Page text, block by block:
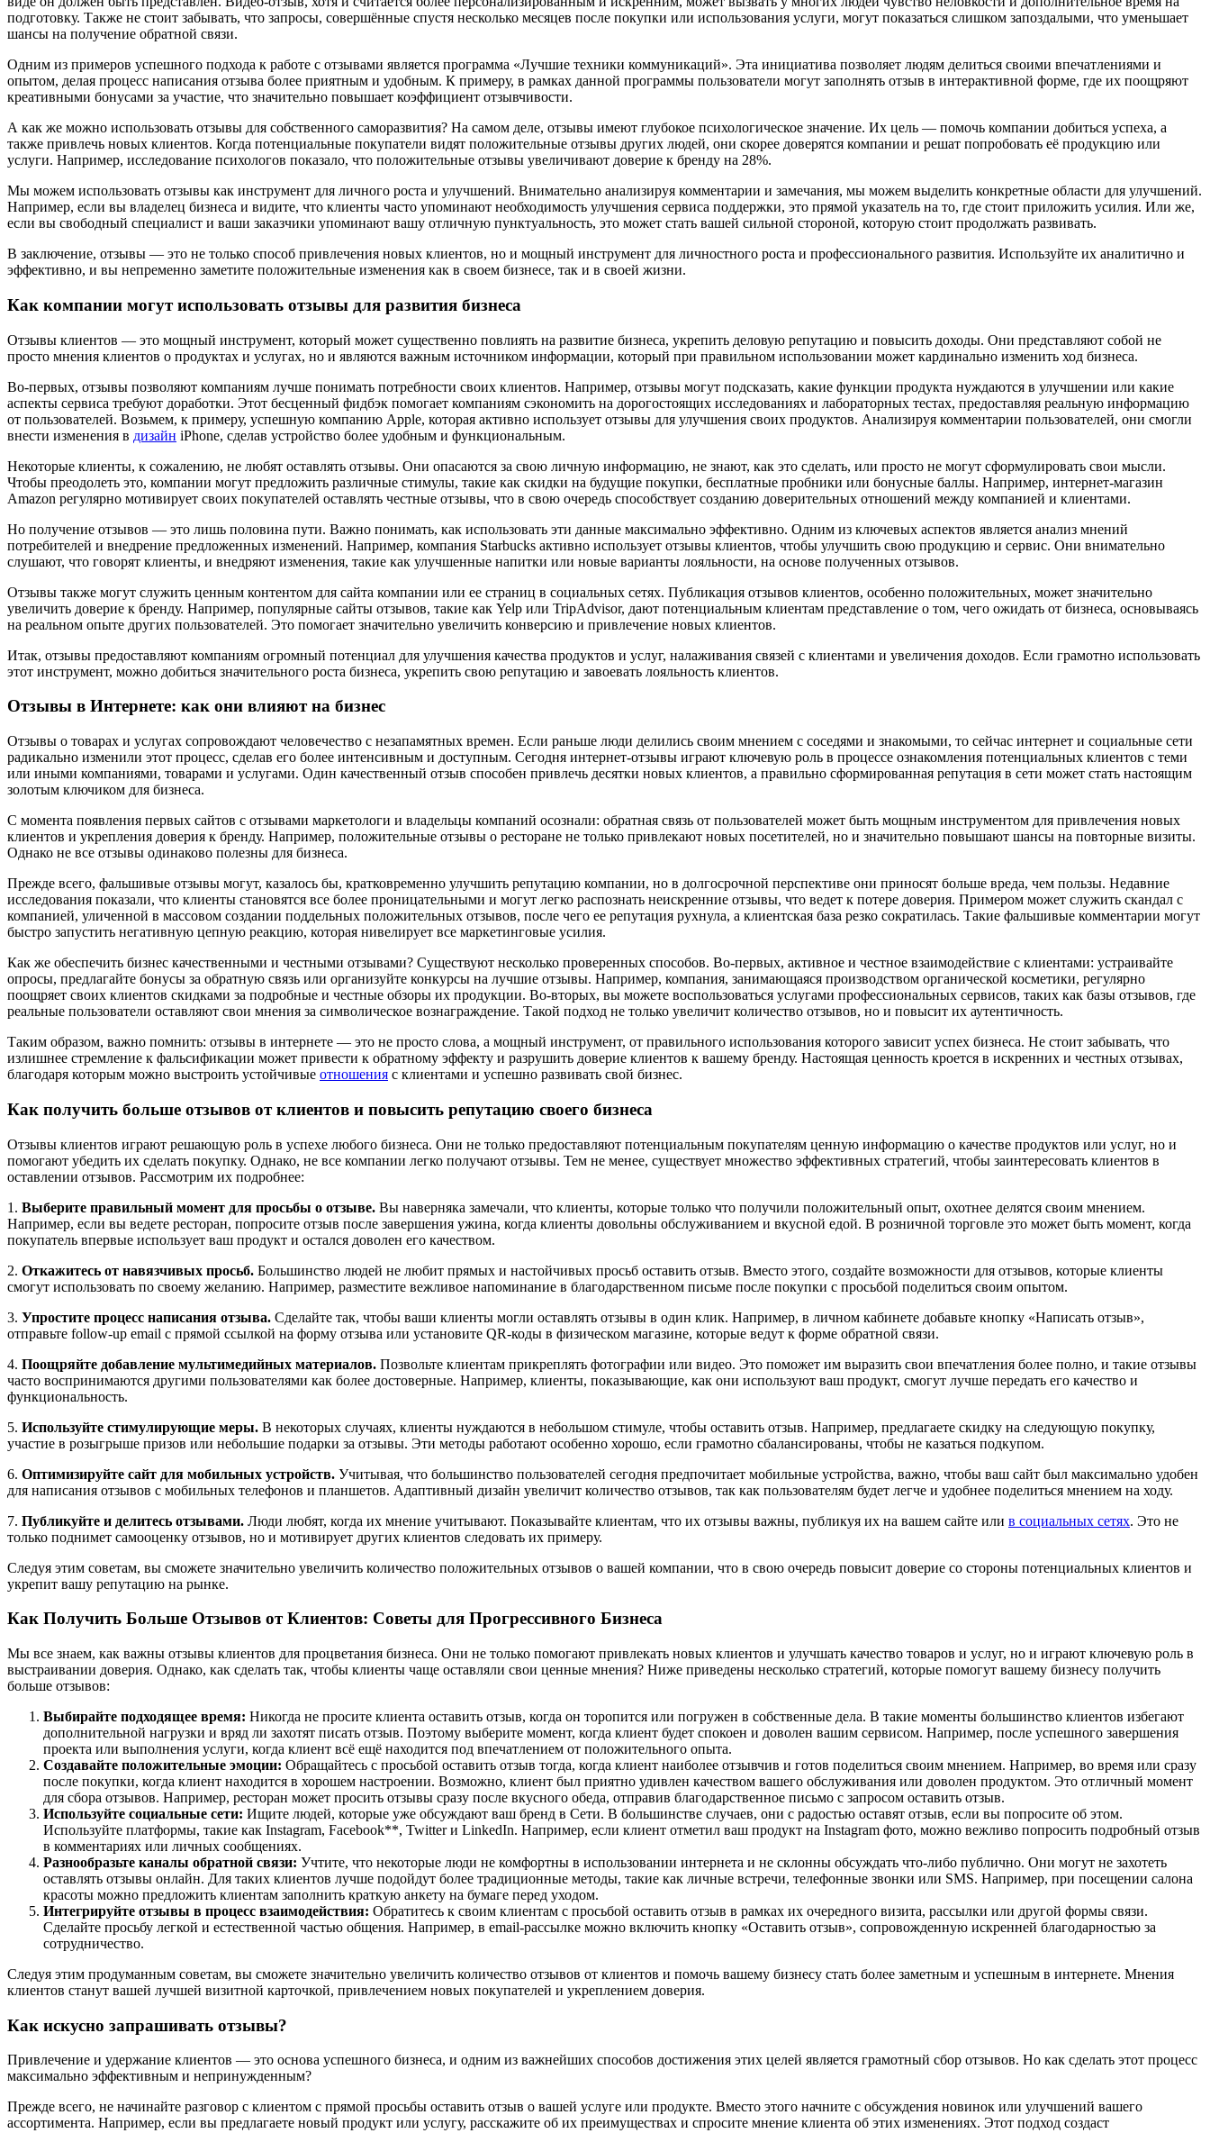
подготовку. Также не стоит забывать, что запросы, совершённые спустя несколько месяцев после покупки или использования услуги, могут показаться слишком запоздалыми, что уменьшает
шансы на получение обратной связи.
Одним из примеров успешного подхода к работе с отзывами является программа «Лучшие техники коммуникаций». Эта инициатива позволяет людям делиться своими впечатлениями и
опытом, делая процесс написания отзыва более приятным и удобным. К примеру, в рамках данной программы пользователи могут заполнять отзыв в интерактивной форме, где их поощряют
креативными бонусами за участие, что значительно повышает коэффициент отзывчивости.
А как же можно использовать отзывы для собственного саморазвития? На самом деле, отзывы имеют глубокое психологическое значение. Их цель — помочь компании добиться успеха, а
также привлечь новых клиентов. Когда потенциальные покупатели видят положительные отзывы других людей, они скорее доверятся компании и решат попробовать её продукцию или
услуги. Например, исследование психологов показало, что положительные отзывы увеличивают доверие к бренду на 28%.
Мы можем использовать отзывы как инструмент для личного роста и улучшений. Внимательно анализируя комментарии и замечания, мы можем выделить конкретные области для улучшений.
Например, если вы владелец бизнеса и видите, что клиенты часто упоминают необходимость улучшения сервиса поддержки, это прямой указатель на то, где стоит приложить усилия. Или же,
если вы свободный специалист и ваши заказчики упоминают вашу отличную пунктуальность, это может стать вашей сильной стороной, которую стоит продолжать развивать.
В заключение, отзывы — это не только способ привлечения новых клиентов, но и мощный инструмент для личностного роста и профессионального развития. Используйте их аналитично и
эффективно, и вы непременно заметите положительные изменения как в своем бизнесе, так и в своей жизни.
Как компании могут использовать отзывы для развития бизнеса
Отзывы клиентов — это мощный инструмент, который может существенно повлиять на развитие бизнеса, укрепить деловую репутацию и повысить доходы. Они представляют собой не
просто мнения клиентов о продуктах и услугах, но и являются важным источником информации, который при правильном использовании может кардинально изменить ход бизнеса.
Во-первых, отзывы позволяют компаниям лучше понимать потребности своих клиентов. Например, отзывы могут подсказать, какие функции продукта нуждаются в улучшении или какие
аспекты сервиса требуют доработки. Этот бесценный фидбэк помогает компаниям сэкономить на дорогостоящих исследованиях и лабораторных тестах, предоставляя реальную информацию
от пользователей. Возьмем, к примеру, успешную компанию Apple, которая активно использует отзывы для улучшения своих продуктов. Анализируя комментарии пользователей, они смогли
внести изменения в дизайн iPhone, сделав устройство более удобным и функциональным.
Некоторые клиенты, к сожалению, не любят оставлять отзывы. Они опасаются за свою личную информацию, не знают, как это сделать, или просто не могут сформулировать свои мысли.
Чтобы преодолеть это, компании могут предложить различные стимулы, такие как скидки на будущие покупки, бесплатные пробники или бонусные баллы. Например, интернет-магазин
Amazon регулярно мотивирует своих покупателей оставлять честные отзывы, что в свою очередь способствует созданию доверительных отношений между компанией и клиентами.
Но получение отзывов — это лишь половина пути. Важно понимать, как использовать эти данные максимально эффективно. Одним из ключевых аспектов является анализ мнений
потребителей и внедрение предложенных изменений. Например, компания Starbucks активно использует отзывы клиентов, чтобы улучшить свою продукцию и сервис. Они внимательно
слушают, что говорят клиенты, и внедряют изменения, такие как улучшенные напитки или новые варианты лояльности, на основе полученных отзывов.
Отзывы также могут служить ценным контентом для сайта компании или ее страниц в социальных сетях. Публикация отзывов клиентов, особенно положительных, может значительно
увеличить доверие к бренду. Например, популярные сайты отзывов, такие как Yelp или TripAdvisor, дают потенциальным клиентам представление о том, чего ожидать от бизнеса, основываясь
на реальном опыте других пользователей. Это помогает значительно увеличить конверсию и привлечение новых клиентов.
Итак, отзывы предоставляют компаниям огромный потенциал для улучшения качества продуктов и услуг, налаживания связей с клиентами и увеличения доходов. Если грамотно использовать
этот инструмент, можно добиться значительного роста бизнеса, укрепить свою репутацию и завоевать лояльность клиентов.
Отзывы в Интернете: как они влияют на бизнес
Отзывы о товарах и услугах сопровождают человечество с незапамятных времен. Если раньше люди делились своим мнением с соседями и знакомыми, то сейчас интернет и социальные сети
радикально изменили этот процесс, сделав его более интенсивным и доступным. Сегодня интернет-отзывы играют ключевую роль в процессе ознакомления потенциальных клиентов с теми
или иными компаниями, товарами и услугами. Один качественный отзыв способен привлечь десятки новых клиентов, а правильно сформированная репутация в сети может стать настоящим
золотым ключиком для бизнеса.
С момента появления первых сайтов с отзывами маркетологи и владельцы компаний осознали: обратная связь от пользователей может быть мощным инструментом для привлечения новых
клиентов и укрепления доверия к бренду. Например, положительные отзывы о ресторане не только привлекают новых посетителей, но и значительно повышают шансы на повторные визиты.
Однако не все отзывы одинаково полезны для бизнеса.
Прежде всего, фальшивые отзывы могут, казалось бы, кратковременно улучшить репутацию компании, но в долгосрочной перспективе они приносят больше вреда, чем пользы. Недавние
исследования показали, что клиенты становятся все более проницательными и могут легко распознать неискренние отзывы, что ведет к потере доверия. Примером может служить скандал с
компанией, уличенной в массовом создании поддельных положительных отзывов, после чего ее репутация рухнула, а клиентская база резко сократилась. Такие фальшивые комментарии могут
быстро запустить негативную цепную реакцию, которая нивелирует все маркетинговые усилия.
Как же обеспечить бизнес качественными и честными отзывами? Существуют несколько проверенных способов. Во-первых, активное и честное взаимодействие с клиентами: устраивайте
опросы, предлагайте бонусы за обратную связь или организуйте конкурсы на лучшие отзывы. Например, компания, занимающаяся производством органической косметики, регулярно
поощряет своих клиентов скидками за подробные и честные обзоры их продукции. Во-вторых, вы можете воспользоваться услугами профессиональных сервисов, таких как базы отзывов, где
реальные пользователи оставляют свои мнения за символическое вознаграждение. Такой подход не только увеличит количество отзывов, но и повысит их аутентичность.
Таким образом, важно помнить: отзывы в интернете — это не просто слова, а мощный инструмент, от правильного использования которого зависит успех бизнеса. Не стоит забывать, что
излишнее стремление к фальсификации может привести к обратному эффекту и разрушить доверие клиентов к вашему бренду. Настоящая ценность кроется в искренних и честных отзывах,
благодаря которым можно выстроить устойчивые отношения с клиентами и успешно развивать свой бизнес.
Как получить больше отзывов от клиентов и повысить репутацию своего бизнеса
Отзывы клиентов играют решающую роль в успехе любого бизнеса. Они не только предоставляют потенциальным покупателям ценную информацию о качестве продуктов или услуг, но и
помогают убедить их сделать покупку. Однако, не все компании легко получают отзывы. Тем не менее, существует множество эффективных стратегий, чтобы заинтересовать клиентов в
оставлении отзывов. Рассмотрим их подробнее:
1. Выберите правильный момент для просьбы о отзыве. Вы наверняка замечали, что клиенты, которые только что получили положительный опыт, охотнее делятся своим мнением.
Например, если вы ведете ресторан, попросите отзыв после завершения ужина, когда клиенты довольны обслуживанием и вкусной едой. В розничной торговле это может быть момент, когда
покупатель впервые использует ваш продукт и остался доволен его качеством.
2. Откажитесь от навязчивых просьб. Большинство людей не любит прямых и настойчивых просьб оставить отзыв. Вместо этого, создайте возможности для отзывов, которые клиенты
смогут использовать по своему желанию. Например, разместите вежливое напоминание в благодарственном письме после покупки с просьбой поделиться своим опытом.
3. Упростите процесс написания отзыва. Сделайте так, чтобы ваши клиенты могли оставлять отзывы в один клик. Например, в личном кабинете добавьте кнопку «Написать отзыв»,
отправьте follow-up email с прямой ссылкой на форму отзыва или установите QR-коды в физическом магазине, которые ведут к форме обратной связи.
4. Поощряйте добавление мультимедийных материалов. Позвольте клиентам прикреплять фотографии или видео. Это поможет им выразить свои впечатления более полно, и такие отзывы
часто воспринимаются другими пользователями как более достоверные. Например, клиенты, показывающие, как они используют ваш продукт, смогут лучше передать его качество и
функциональность.
5. Используйте стимулирующие меры. В некоторых случаях, клиенты нуждаются в небольшом стимуле, чтобы оставить отзыв. Например, предлагаете скидку на следующую покупку,
участие в розыгрыше призов или небольшие подарки за отзывы. Эти методы работают особенно хорошо, если грамотно сбалансированы, чтобы не казаться подкупом.
6. Оптимизируйте сайт для мобильных устройств. Учитывая, что большинство пользователей сегодня предпочитает мобильные устройства, важно, чтобы ваш сайт был максимально удобен
для написания отзывов с мобильных телефонов и планшетов. Адаптивный дизайн увеличит количество отзывов, так как пользователям будет легче и удобнее поделиться мнением на ходу.
7. Публикуйте и делитесь отзывами. Люди любят, когда их мнение учитывают. Показывайте клиентам, что их отзывы важны, публикуя их на вашем сайте или в социальных сетях. Это не
только поднимет самооценку отзывов, но и мотивирует других клиентов следовать их примеру.
Следуя этим советам, вы сможете значительно увеличить количество положительных отзывов о вашей компании, что в свою очередь повысит доверие со стороны потенциальных клиентов и
укрепит вашу репутацию на рынке.
Как Получить Больше Отзывов от Клиентов: Советы для Прогрессивного Бизнеса
Мы все знаем, как важны отзывы клиентов для процветания бизнеса. Они не только помогают привлекать новых клиентов и улучшать качество товаров и услуг, но и играют ключевую роль в
выстраивании доверия. Однако, как сделать так, чтобы клиенты чаще оставляли свои ценные мнения? Ниже приведены несколько стратегий, которые помогут вашему бизнесу получить
больше отзывов:
Выбирайте подходящее время: Никогда не просите клиента оставить отзыв, когда он торопится или погружен в собственные дела. В такие моменты большинство клиентов избегают
дополнительной нагрузки и вряд ли захотят писать отзыв. Поэтому выберите момент, когда клиент будет спокоен и доволен вашим сервисом. Например, после успешного завершения
проекта или выполнения услуги, когда клиент всё ещё находится под впечатлением от положительного опыта.
Создавайте положительные эмоции: Обращайтесь с просьбой оставить отзыв тогда, когда клиент наиболее отзывчив и готов поделиться своим мнением. Например, во время или сразу
после покупки, когда клиент находится в хорошем настроении. Возможно, клиент был приятно удивлен качеством вашего обслуживания или доволен продуктом. Это отличный момент
для сбора отзывов. Например, ресторан может просить отзывы сразу после вкусного обеда, отправив благодарственное письмо с запросом оставить отзыв.
Используйте социальные сети: Ищите людей, которые уже обсуждают ваш бренд в Сети. В большинстве случаев, они с радостью оставят отзыв, если вы попросите об этом.
Используйте платформы, такие как Instagram, Facebook**, Twitter и LinkedIn. Например, если клиент отметил ваш продукт на Instagram фото, можно вежливо попросить подробный отзыв
в комментариях или личных сообщениях.
Разнообразьте каналы обратной связи: Учтите, что некоторые люди не комфортны в использовании интернета и не склонны обсуждать что-либо публично. Они могут не захотеть
оставлять отзывы онлайн. Для таких клиентов лучше подойдут более традиционные методы, такие как личные встречи, телефонные звонки или SMS. Например, при посещении салона
красоты можно предложить клиентам заполнить краткую анкету на бумаге перед уходом.
Интегрируйте отзывы в процесс взаимодействия: Обратитесь к своим клиентам с просьбой оставить отзыв в рамках их очередного визита, рассылки или другой формы связи.
Сделайте просьбу легкой и естественной частью общения. Например, в email-рассылке можно включить кнопку «Оставить отзыв», сопровожденную искренней благодарностью за
сотрудничество.
Следуя этим продуманным советам, вы сможете значительно увеличить количество отзывов от клиентов и помочь вашему бизнесу стать более заметным и успешным в интернете. Мнения
клиентов станут вашей лучшей визитной карточкой, привлечением новых покупателей и укреплением доверия.
Как искусно запрашивать отзывы?
Привлечение и удержание клиентов — это основа успешного бизнеса, и одним из важнейших способов достижения этих целей является грамотный сбор отзывов. Но как сделать этот процесс
максимально эффективным и непринужденным?
Прежде всего, не начинайте разговор с клиентом с прямой просьбы оставить отзыв о вашей услуге или продукте. Вместо этого начните с обсуждения новинок или улучшений вашего
ассортимента. Например, если вы предлагаете новый продукт или услугу, расскажите об их преимуществах и спросите мнение клиента об этих изменениях. Этот подход создаст